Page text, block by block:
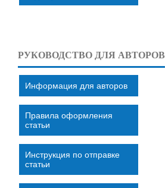
РУКОВОДСТВО ДЛЯ АВТОРОВ
Информация для авторов
Правила оформления
статьи
Инструкция по отправке
статьи